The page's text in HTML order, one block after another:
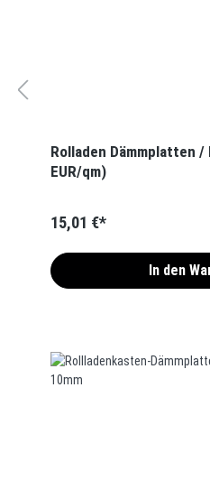
Rolladen Dämmplatten /
EUR/qm)
15,01 €*
In den